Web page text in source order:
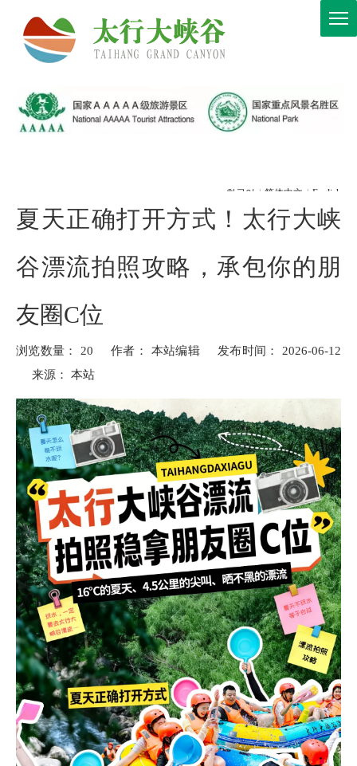
한국어 | 简体中文 | English
夏天正确打开方式！太行大峡
谷漂流拍照攻略，承包你的朋
友圈C位
浏览数量： 20 作者： 本站编辑 发布时间： 2026-06-12
来源： 本站
["wechat","weibo","qzone","douban","email"]